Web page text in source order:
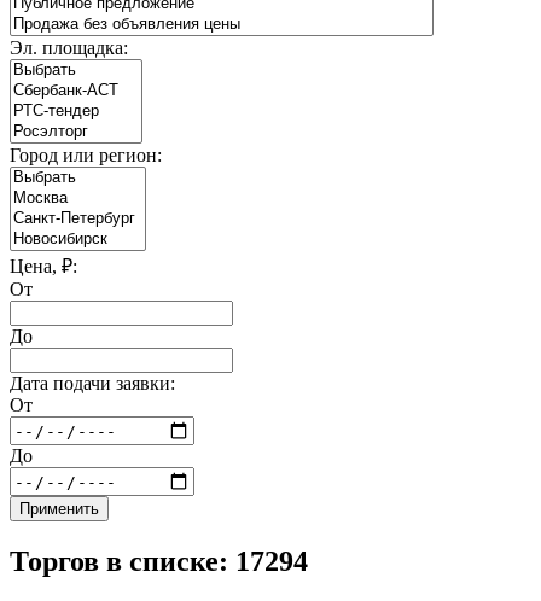
Эл. площадка:
Город или регион:
Цена, ₽:
От
До
Дата подачи заявки:
От
До
Применить
Торгов в списке: 17294